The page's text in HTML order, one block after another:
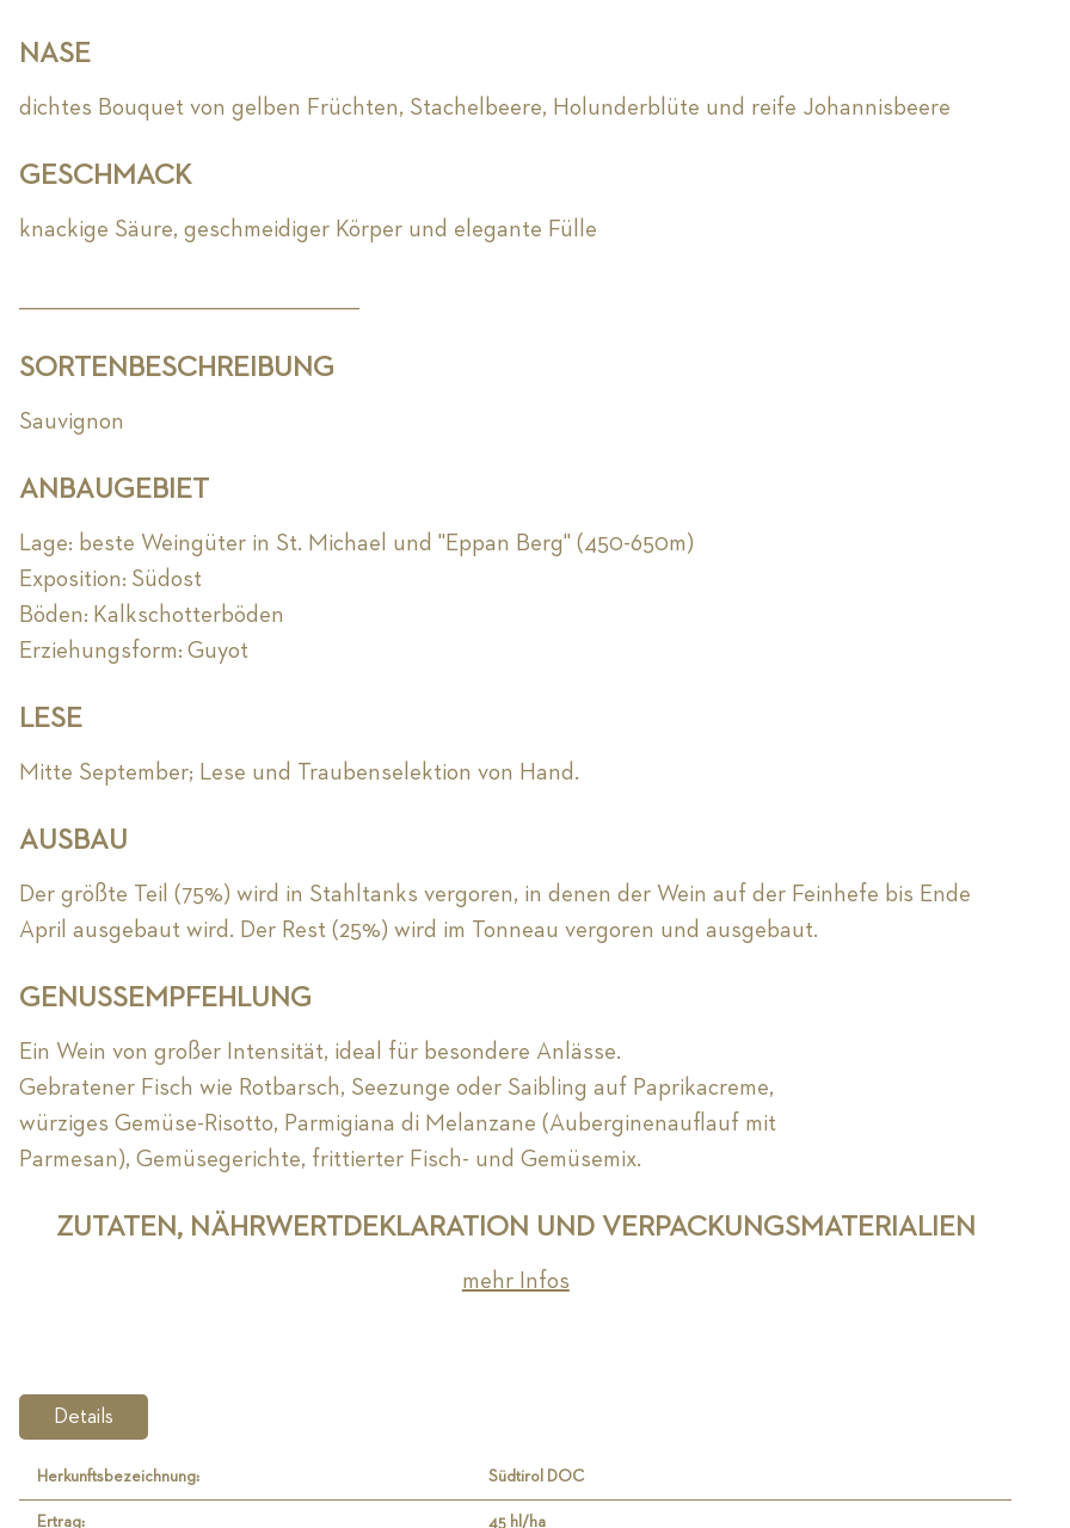
NASE
dichtes Bouquet von gelben Früchten, Stachelbeere, Holunderblüte und reife Johannisbeere
GESCHMACK
knackige Säure, geschmeidiger Körper und elegante Fülle
SORTENBESCHREIBUNG
Sauvignon
ANBAUGEBIET
Lage: beste Weingüter in St. Michael und "Eppan Berg" (450-650m)
Exposition: Südost
Böden: Kalkschotterböden
Erziehungsform: Guyot
LESE
Mitte September; Lese und Traubenselektion von Hand.
AUSBAU
Der größte Teil (75%) wird in Stahltanks vergoren, in denen der Wein auf der Feinhefe bis Ende
April ausgebaut wird. Der Rest (25%) wird im Tonneau vergoren und ausgebaut.
GENUSSEMPFEHLUNG
Ein Wein von großer Intensität, ideal für besondere Anlässe.
Gebratener Fisch wie Rotbarsch, Seezunge oder Saibling auf Paprikacreme,
würziges Gemüse-Risotto, Parmigiana di Melanzane (Auberginenauflauf mit
Parmesan), Gemüsegerichte, frittierter Fisch- und Gemüsemix.
ZUTATEN, NÄHRWERTDEKLARATION UND VERPACKUNGSMATERIALIEN
mehr Infos
Details
Herkunftsbezeichnung: Südtirol DOC
Ertrag: 45 hl/ha